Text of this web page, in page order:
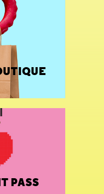
PASS